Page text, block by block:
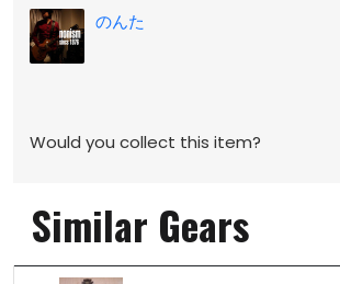
のんた
Would you collect this item?
Similar Gears